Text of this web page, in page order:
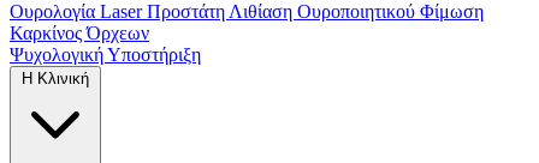
Ουρολογία Laser Προστάτη Λιθίαση Ουροποιητικού Φίμωση
Καρκίνος Όρχεων
Ψυχολογική Υποστήριξη
Η Κλινική